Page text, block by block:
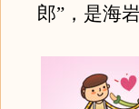
郎”，是海